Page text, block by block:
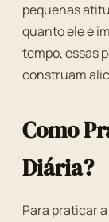
pequenas
quanto ele é
tempo, essas
construam
Como
Diária?
Para praticar